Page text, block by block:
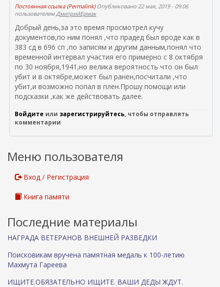
Постоянная ссылка (Permalink)Опубликовано 22 мая, 2019 - 09:06
пользователемДмитрийЕрмак
Добрый день,за это время просмотрел кучу
документов,по ним понял ,что прадед был вроде как в
383 сд в 696 сп ,по записям и другим данным,понял что
временной интервал участия его примерно с 8 октября
по 30 ноября,1941,но велика вероятность что он был
убит и в октябре,может был ранен,посчитали ,что
убит,и возможно попал в плен.Прошу помощи или
подсказки ,как же действовать далее.
Войдите или зарегистрируйтесь, чтобы отправлять
комментарии
Меню пользователя
Вход / Регистрация
Книга памяти
Последние материалы
НАГРАДА ВЕТЕРАНОВ ВНЕШНЕЙ РАЗВЕДКИ
Поисковикам вручена памятная медаль к 100-летию
Махмута Гареева
ИЩИТЕ.ОБЯЗАТЕЛЬНО ИЩИТЕ. ВАШИ ДЕДЫ ЖДУТ.